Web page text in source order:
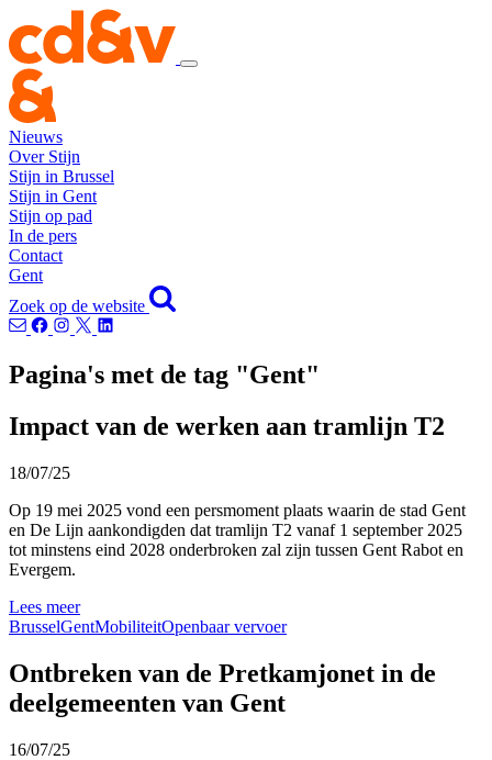
Nieuws
Over Stijn
Stijn in Brussel
Stijn in Gent
Stijn op pad
In de pers
Contact
Gent
Zoek op de website
Pagina's met de tag "Gent"
Impact van de werken aan tramlijn T2
18/07/25
Op 19 mei 2025 vond een persmoment plaats waarin de stad Gent
en De Lijn aankondigden dat tramlijn T2 vanaf 1 september 2025
tot minstens eind 2028 onderbroken zal zijn tussen Gent Rabot en
Evergem.
Lees meer
BrusselGentMobiliteitOpenbaar vervoer
Ontbreken van de Pretkamjonet in de
deelgemeenten van Gent
16/07/25